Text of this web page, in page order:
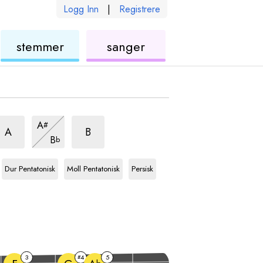
Logg Inn | Registrere
stemmer sanger
A
skala
A#
skala
Bb
Kinesisk
skala
B
skala
Dur Pentatonisk
Moll Pentatonisk
Persisk
3 #4 5